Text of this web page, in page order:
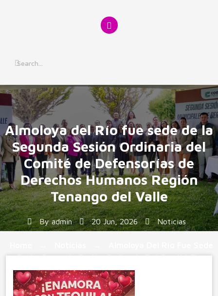
Almoloya del Río fue sede de la
Segunda Sesión Ordinaria del
Comité de Defensorías de
Derechos Humanos Región
Tenango del Valle
Byadmin 20 Jun, 2026 Noticias
De La Segunda Sesión Ordinaria Del Comité De
Defensorías De Derechos Humanos Región Tenango
Del Valle